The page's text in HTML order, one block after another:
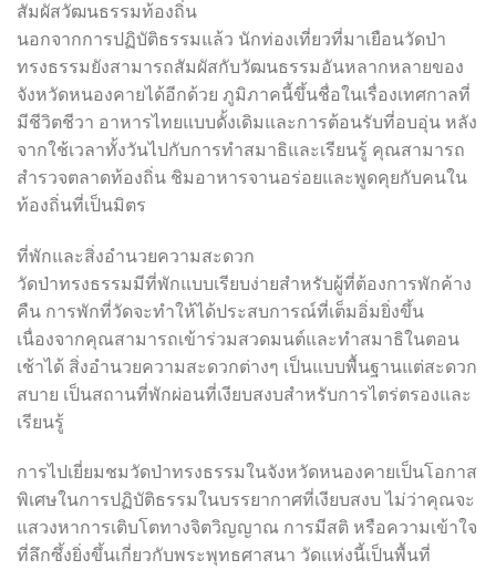
สัมผัสวัฒนธรรมท้องถิ่น
นอกจากการปฏิบัติธรรมแล้ว นักท่องเที่ยวที่มาเยือนวัดป่า
ทรงธรรมยังสามารถสัมผัสกับวัฒนธรรมอันหลากหลายของ
จังหวัดหนองคายได้อีกด้วย ภูมิภาคนี้ขึ้นชื่อในเรื่องเทศกาลที่
มีชีวิตชีวา อาหารไทยแบบดั้งเดิมและการต้อนรับที่อบอุ่น หลัง
จากใช้เวลาทั้งวันไปกับการทำสมาธิและเรียนรู้ คุณสามารถ
สำรวจตลาดท้องถิ่น ชิมอาหารจานอร่อยและพูดคุยกับคนใน
ท้องถิ่นที่เป็นมิตร
ที่พักและสิ่งอำนวยความสะดวก
วัดป่าทรงธรรมมีที่พักแบบเรียบง่ายสำหรับผู้ที่ต้องการพักค้าง
คืน การพักที่วัดจะทำให้ได้ประสบการณ์ที่เต็มอิ่มยิ่งขึ้น
เนื่องจากคุณสามารถเข้าร่วมสวดมนต์และทำสมาธิในตอน
เช้าได้ สิ่งอำนวยความสะดวกต่างๆ เป็นแบบพื้นฐานแต่สะดวก
สบาย เป็นสถานที่พักผ่อนที่เงียบสงบสำหรับการไตร่ตรองและ
เรียนรู้
การไปเยี่ยมชมวัดป่าทรงธรรมในจังหวัดหนองคายเป็นโอกาส
พิเศษในการปฏิบัติธรรมในบรรยากาศที่เงียบสงบ ไม่ว่าคุณจะ
แสวงหาการเติบโตทางจิตวิญญาณ การมีสติ หรือความเข้าใจ
ที่ลึกซึ้งยิ่งขึ้นเกี่ยวกับพระพุทธศาสนา วัดแห่งนี้เป็นพื้นที่